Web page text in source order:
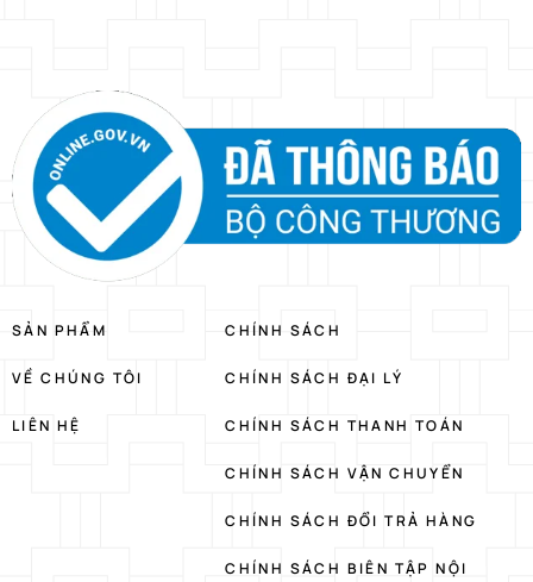
SẢN PHẨM
VỀ CHÚNG TÔI
LIÊN HỆ
CHÍNH SÁCH
CHÍNH SÁCH ĐẠI LÝ
CHÍNH SÁCH THANH TOÁN
CHÍNH SÁCH VẬN CHUYỂN
CHÍNH SÁCH ĐỔI TRẢ HÀNG
CHÍNH SÁCH BIÊN TẬP NỘI